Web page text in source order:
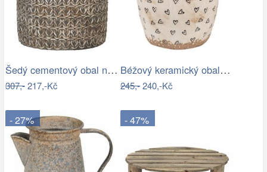
Šedý cementový obal na květináč s…
307,-217,-Kč
Béžový keramický obal na květináč se…
245,-240,-Kč
- 27% - 47%